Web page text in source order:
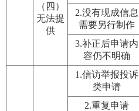
（四）
无法提
供
2.没有现成信息
需要另行制作
3.补正后申请内
容仍不明确
1.信访举报投诉
类申请
2.重复申请